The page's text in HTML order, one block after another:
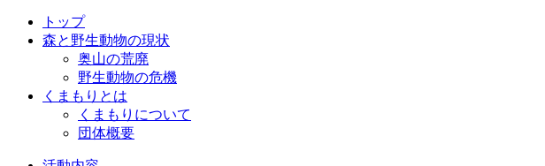
トップ
森と野生動物の現状
奥山の荒廃
野生動物の危機
くまもりとは
くまもりについて
団体概要